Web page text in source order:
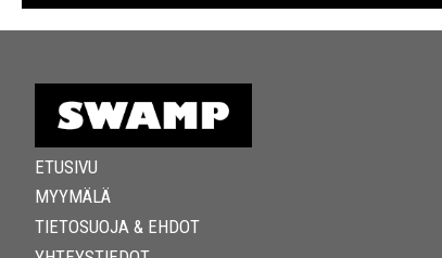
ETUSIVU
MYYMÄLÄ
TIETOSUOJA & EHDOT